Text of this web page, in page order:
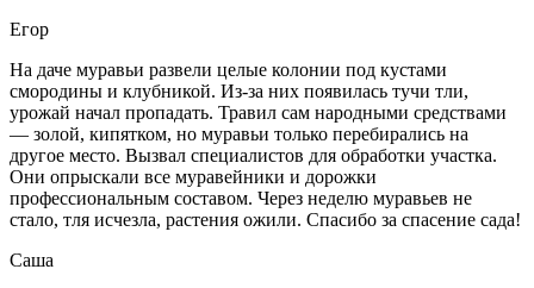
Егор
На даче муравьи развели целые колонии под кустами
смородины и клубникой. Из-за них появилась тучи тли,
урожай начал пропадать. Травил сам народными средствами
— золой, кипятком, но муравьи только перебирались на
другое место. Вызвал специалистов для обработки участка.
Они опрыскали все муравейники и дорожки
профессиональным составом. Через неделю муравьев не
стало, тля исчезла, растения ожили. Спасибо за спасение сада!
Саша